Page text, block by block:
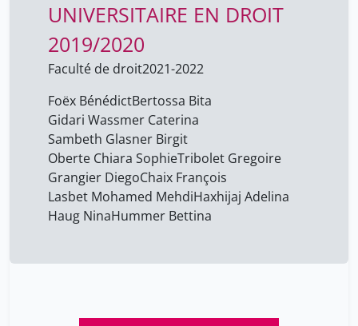
UNIVERSITAIRE EN DROIT
2019/2020
Faculté de droit2021-2022
Foëx BénédictBertossa Bita
Gidari Wassmer Caterina
Sambeth Glasner Birgit
Oberte Chiara SophieTribolet Gregoire
Grangier DiegoChaix François
Lasbet Mohamed MehdiHaxhijaj Adelina
Haug NinaHummer Bettina